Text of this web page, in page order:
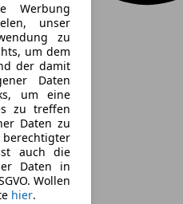
Werbung
unser
zu
um dem
der damit
Daten
um eine
zu treffen
Daten zu
auch die
Daten in
Wollen
hier.